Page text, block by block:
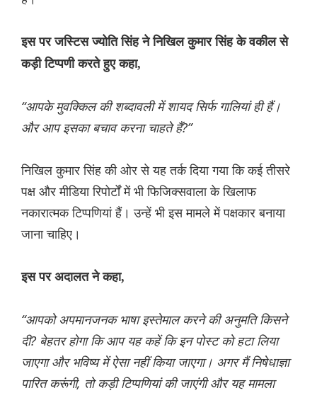
इस पर जस्टिस ज्योति सिंह ने निखिल कुमार सिंह के वकील से
कड़ी टिप्पणी करते हुए कहा,
“आपके मुवक्किल की शब्दावली में शायद सिर्फ गालियां ही हैं।
और आप इसका बचाव करना चाहते हैं?”
निखिल कुमार सिंह की ओर से यह तर्क दिया गया कि कई तीसरे
पक्ष और मीडिया रिपोर्टों में भी फिजिक्सवाला के खिलाफ
नकारात्मक टिप्पणियां हैं। उन्हें भी इस मामले में पक्षकार बनाया
जाना चाहिए।
इस पर अदालत ने कहा,
“आपको अपमानजनक भाषा इस्तेमाल करने की अनुमति किसने
दी? बेहतर होगा कि आप यह कहें कि इन पोस्ट को हटा लिया
जाएगा और भविष्य में ऐसा नहीं किया जाएगा। अगर मैं निषेधाज्ञा
पारित करूंगी, तो कड़ी टिप्पणियां की जाएंगी और यह मामला